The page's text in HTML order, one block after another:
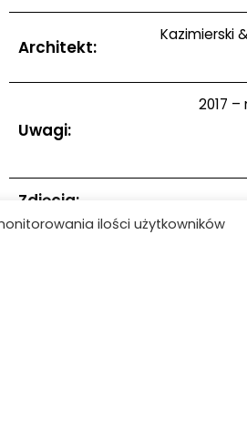
Architekt:
Kazimierski
Uwagi:
2017
Zdjęcia:
ilości użytkowników